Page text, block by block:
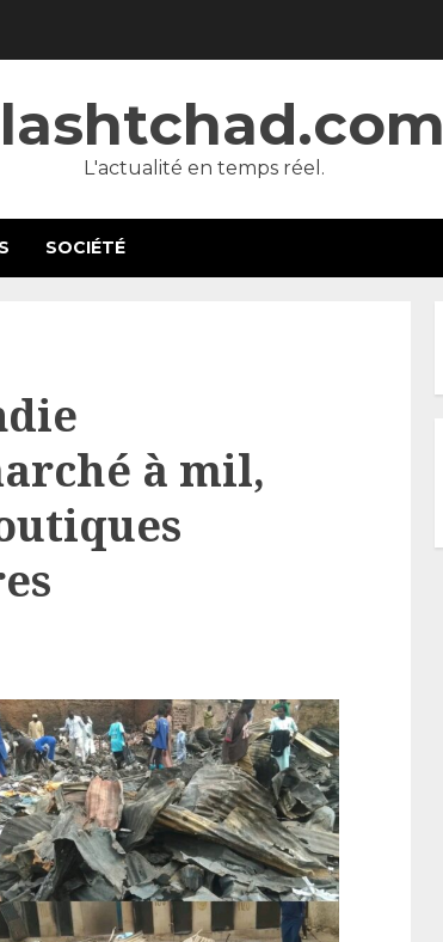
L'actualité en temps réel.
SOCIÉTÉ
à mil,